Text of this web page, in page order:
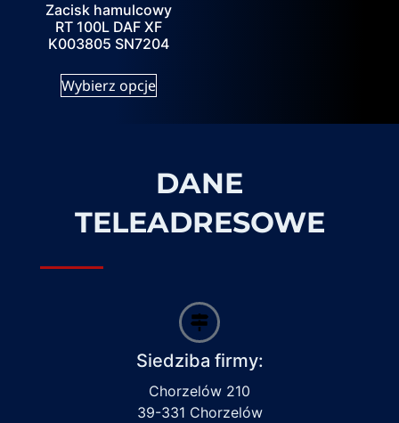
Zacisk hamulcowy
RT 100L DAF XF
K003805 SN7204
Wybierz opcje
DANE
TELEADRESOWE
Siedziba firmy:
Chorzelów 210
39-331 Chorzelów